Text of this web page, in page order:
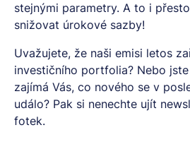
stejnými parametry. A to i
snižovat úrokové sazby!
Uvažujete, že naši emisi letos
investičního portfolia? Nebo
zajímá Vás, co nového se v
událo? Pak si nenechte ujít
fotek.